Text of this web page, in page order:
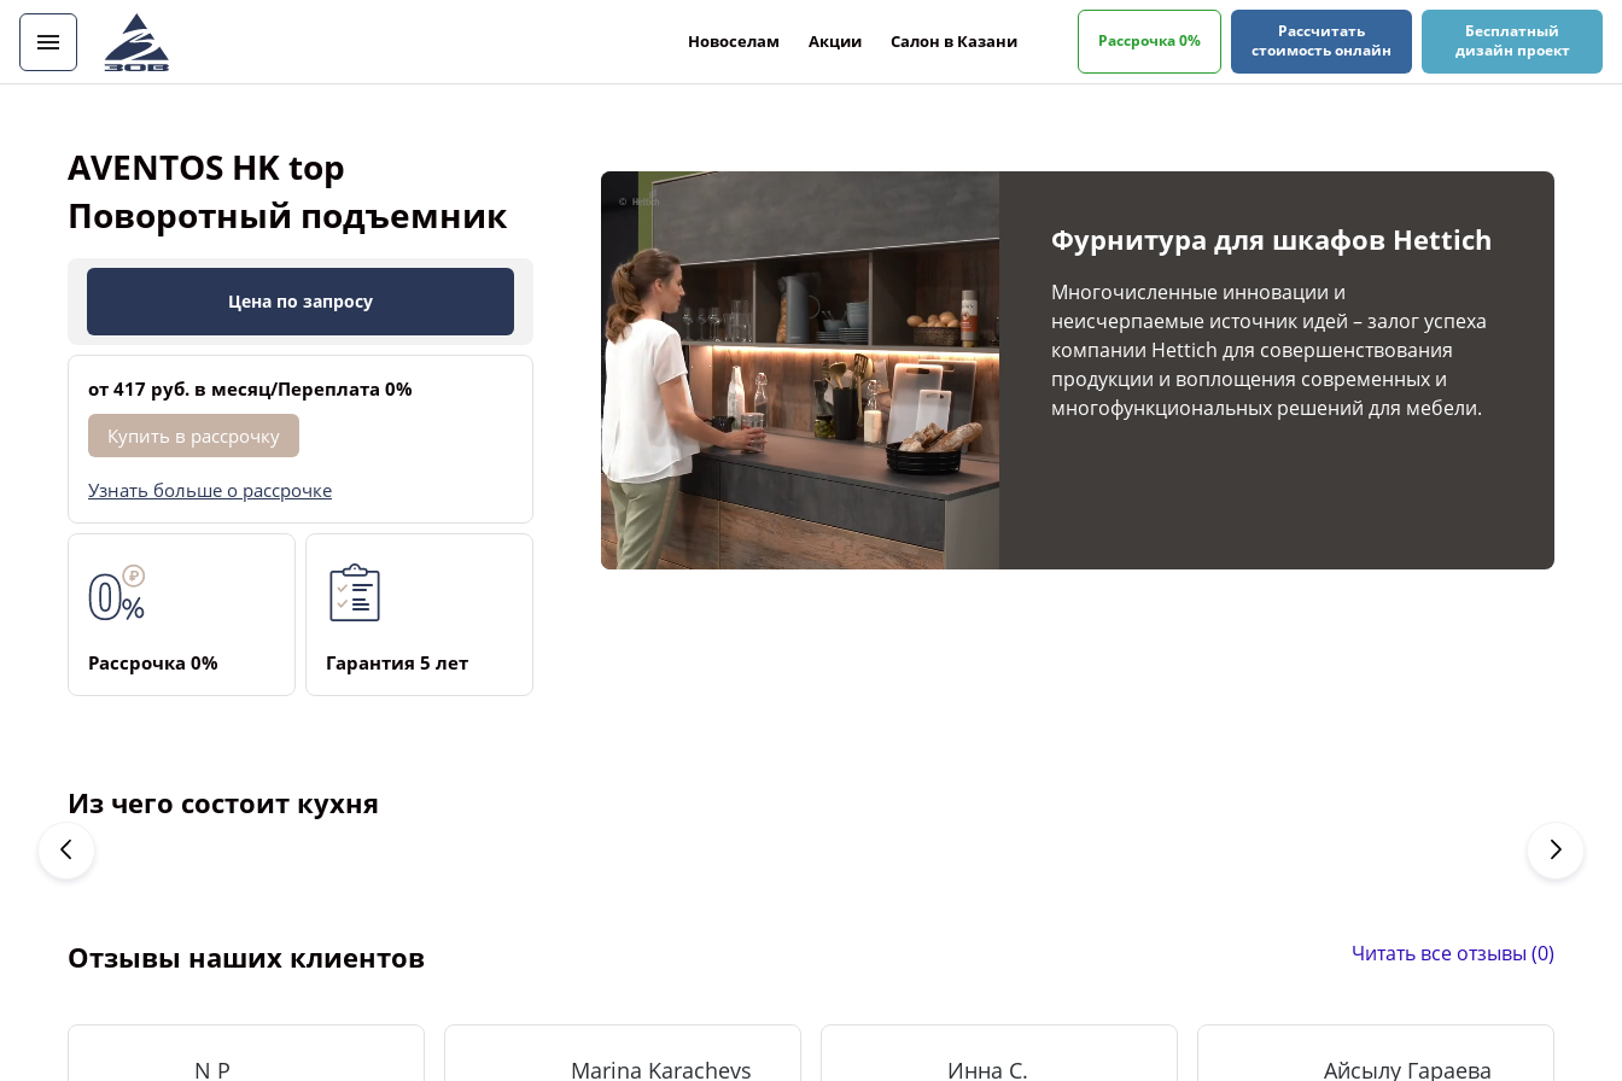
Новоселам Акции Салон в Казани Рассрочка 0%
Рассчитать
стоимость онлайн
Бесплатный
дизайн проект
AVENTOS HK top
Поворотный подъемник
Цена по запросу
от 417 руб. в месяц/Переплата 0%
Купить в рассрочку
Узнать больше о рассрочке
Рассрочка ­0% Гарантия ­5 лет
Фурнитура для шкафов Hettich
Многочисленные инновации и
неисчерпаемые источник идей – залог успеха
компании Hettich для совершенствования
продукции и воплощения современных и
многофункциональных решений для мебели.
Из чего состоит кухня
Отзывы наших клиентов Читать все отзывы (0)
N P Marina Karachevs Инна С. Айсылу Гараева